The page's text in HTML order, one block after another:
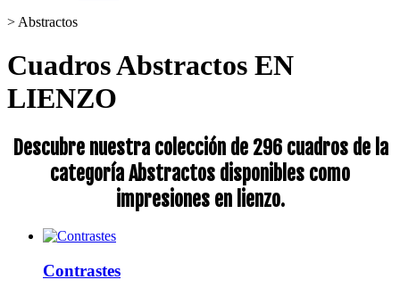
> Abstractos
Cuadros Abstractos EN
LIENZO
Descubre nuestra colección de 296 cuadros de la
categoría Abstractos disponibles como
impresiones en lienzo.
Contrastes